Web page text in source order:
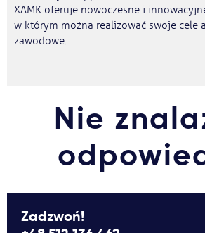
XAMK oferuje nowoczesne i
w którym można realizować swoje cele
zawodowe.
Nie
Zadzwoń!